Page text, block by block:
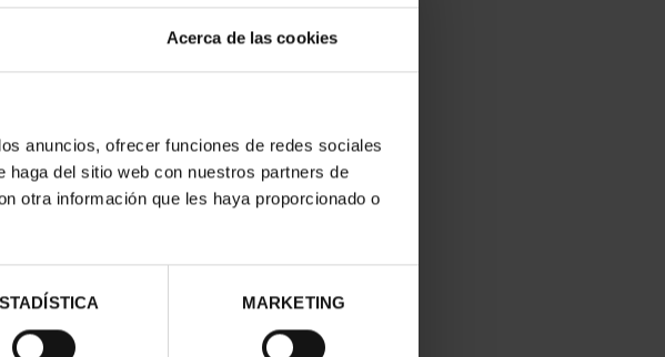
Acerca de las cookies
anuncios, ofrecer funciones de redes sociales
del sitio web con nuestros partners de
otra información que les haya proporcionado o
MARKETING